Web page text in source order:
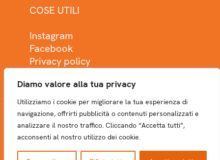
Diamo valore alla tua privacy
Utilizziamo i cookie per migliorare la tua esperienza di
navigazione, offrirti pubblicità o contenuti personalizzati e
analizzare il nostro traffico. Cliccando “Accetta tutti”,
acconsenti al nostro utilizzo dei cookie.
COSE UTILI
Instagram
Facebook
Privacy policy
NEWSLETTER